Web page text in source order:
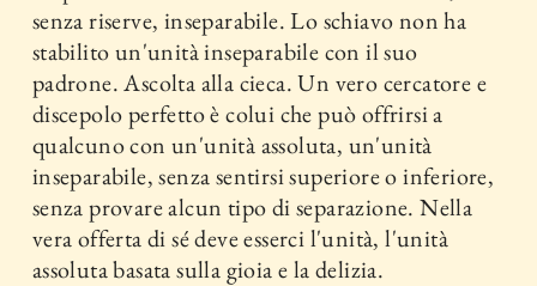
senza riserve, inseparabile. Lo schiavo non ha
stabilito un'unità inseparabile con il suo
padrone. Ascolta alla cieca. Un vero cercatore e
discepolo perfetto è colui che può offrirsi a
qualcuno con un'unità assoluta, un'unità
inseparabile, senza sentirsi superiore o inferiore,
senza provare alcun tipo di separazione. Nella
vera offerta di sé deve esserci l'unità, l'unità
assoluta basata sulla gioia e la delizia.